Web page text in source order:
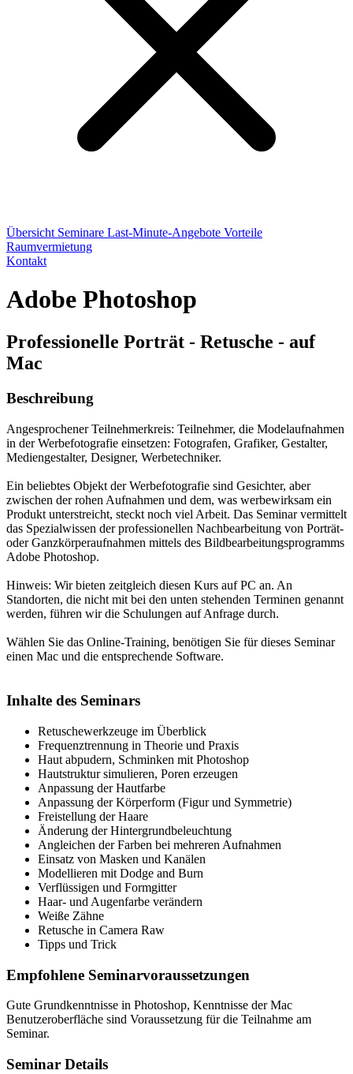
Übersicht Seminare Last-Minute-Angebote Vorteile
Raumvermietung
Kontakt
Adobe Photoshop
Professionelle Porträt - Retusche - auf
Mac
Beschreibung
Angesprochener Teilnehmerkreis: Teilnehmer, die Modelaufnahmen
in der Werbefotografie einsetzen: Fotografen, Grafiker, Gestalter,
Mediengestalter, Designer, Werbetechniker.
Ein beliebtes Objekt der Werbefotografie sind Gesichter, aber
zwischen der rohen Aufnahmen und dem, was werbewirksam ein
Produkt unterstreicht, steckt noch viel Arbeit. Das Seminar vermittelt
das Spezialwissen der professionellen Nachbearbeitung von Porträt-
oder Ganzkörperaufnahmen mittels des Bildbearbeitungsprogramms
Adobe Photoshop.
Hinweis: Wir bieten zeitgleich diesen Kurs auf PC an. An
Standorten, die nicht mit bei den unten stehenden Terminen genannt
werden, führen wir die Schulungen auf Anfrage durch.
Wählen Sie das Online-Training, benötigen Sie für dieses Seminar
einen Mac und die entsprechende Software.
Inhalte des Seminars
Retuschewerkzeuge im Überblick
Frequenztrennung in Theorie und Praxis
Haut abpudern, Schminken mit Photoshop
Hautstruktur simulieren, Poren erzeugen
Anpassung der Hautfarbe
Anpassung der Körperform (Figur und Symmetrie)
Freistellung der Haare
Änderung der Hintergrundbeleuchtung
Angleichen der Farben bei mehreren Aufnahmen
Einsatz von Masken und Kanälen
Modellieren mit Dodge and Burn
Verflüssigen und Formgitter
Haar- und Augenfarbe verändern
Weiße Zähne
Retusche in Camera Raw
Tipps und Trick
Empfohlene Seminarvoraussetzungen
Gute Grundkenntnisse in Photoshop, Kenntnisse der Mac
Benutzeroberfläche sind Voraussetzung für die Teilnahme am
Seminar.
Seminar Details